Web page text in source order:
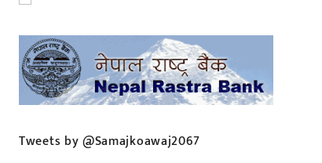
Tweets by @Samajkoawaj2067